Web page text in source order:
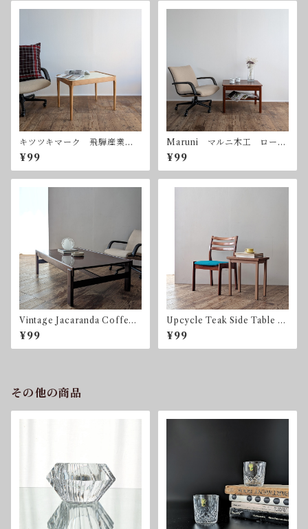
キツツキマーク 飛騨産業
コーヒーテーブル サイドテ
ーブル ヴィンテージ
¥99
Maruni マルニ木工 ローズ
ウッド コーヒーテーブル
サイドテーブル ヴィンテー
ジ
¥99
Vintage Jacaranda Coffee
Table by Jean Gillon for Ita
lma Wood Art ブラジリア
ンローズウッド ハカランダ
¥99
Upcycle Teak Side Table by
sonota
¥99
その他の商品